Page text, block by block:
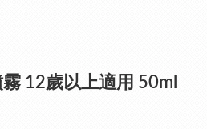
12歲以上適用 50ml